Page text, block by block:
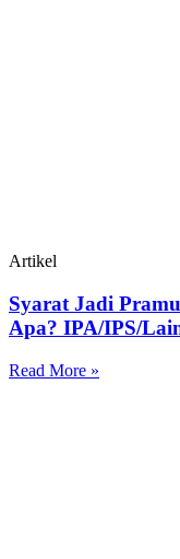
Artikel
Syarat Jadi
Apa? IPA/IPS/
Read More »